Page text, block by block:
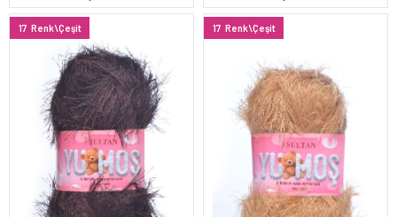
17 Renk\Çeşit 17 Renk\Çeşit